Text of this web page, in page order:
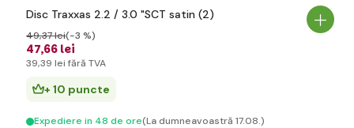
Disc Traxxas 2.2 / 3.0 "SCT satin (2)
47,66 lei
49,37 lei(-3 %)
39,39 lei fără TVA
+ 10 puncte
Expediere in 48 de ore(La dumneavoastră 17.08.)